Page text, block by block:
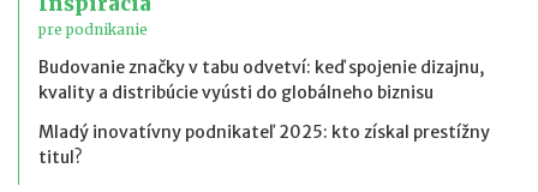
pre podnikanie
Budovanie značky v tabu odvetví: keď spojenie dizajnu,
kvality a distribúcie vyústi do globálneho biznisu
Mladý inovatívny podnikateľ 2025: kto získal prestížny
titul?